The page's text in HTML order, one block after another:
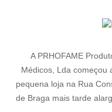
A PRHOFAME
Médicos, Lda começou
pequena loja na Rua
de Braga mais tarde